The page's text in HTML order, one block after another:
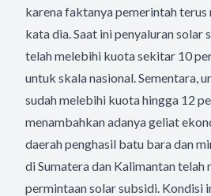
karena faktanya pemerintah terus
kata dia. Saat ini penyaluran solar
telah melebihi kuota sekitar 10
untuk skala nasional. Sementara,
sudah melebihi kuota hingga 12
menambahkan adanya geliat
daerah penghasil batu bara dan
di Sumatera dan Kalimantan telah
permintaan solar subsidi. Kondisi